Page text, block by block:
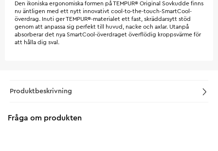
Den ikoniska ergonomiska formen på TEMPUR® Original Sovkudde finns
nu äntligen med ett nytt innovativt cool-to-the-touch-SmartCool-
överdrag. Inuti ger TEMPUR®-materialet ett fast, skräddarsytt stöd
genom att anpassa sig perfekt till huvud, nacke och axlar. Utanpå
absorberar det nya SmartCool-överdraget överflödig kroppsvärme för
att hålla dig sval.
Produktbeskrivning
Fråga om produkten